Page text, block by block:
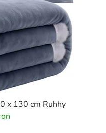
x 130 cm Ruhhy